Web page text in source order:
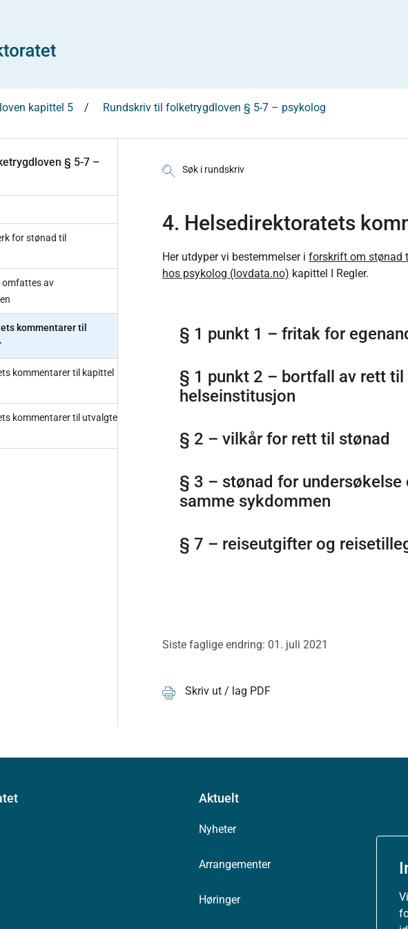
kapittel 5 Rundskriv til folketrygdloven § 5-7 – psykolog
§ 5-7 –
for stønad til
omfattes av
kommentarer til
kommentarer til kapittel
kommentarer til utvalgte
Søk i rundskriv
4. Helsedirektoratets
Her utdyper vi bestemmelser i forskrift om stønad
hos psykolog (lovdata.no) kapittel I Regler.
§ 1 punkt 1 – fritak for
§ 1 punkt 2 – bortfall av rett til stønad / behandling i en
helseinstitusjon
§ 2 – vilkår for rett til stønad
§ 3 – stønad for undersøkelse
samme sykdommen
§ 7 – reiseutgifter og
Siste faglige endring: 01. juli 2021
Skriv ut / lag PDF
Aktuelt
Nyheter
Arrangementer
Høringer